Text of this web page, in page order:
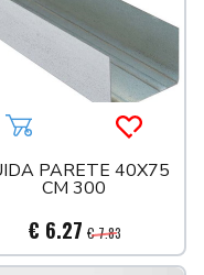
Aggiungi al carrello
PARETE 40X75
CM 300
€ 6.27 € 7.83